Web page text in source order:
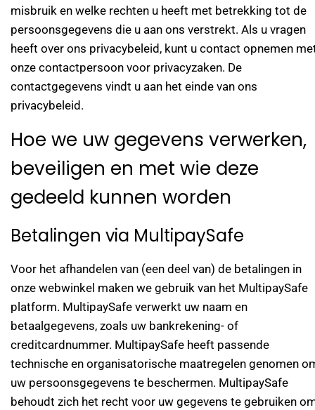
misbruik en welke rechten u heeft met betrekking tot de
persoonsgegevens die u aan ons verstrekt. Als u vragen
heeft over ons privacybeleid, kunt u contact opnemen
onze contactpersoon voor privacyzaken. De
contactgegevens vindt u aan het einde van ons
privacybeleid.
Hoe we uw gegevens verwerken,
beveiligen en met wie deze
gedeeld kunnen worden
Betalingen via MultipaySafe
Voor het afhandelen van (een deel van) de betalingen in
onze webwinkel maken we gebruik van het MultipaySafe
platform. MultipaySafe verwerkt uw naam en
betaalgegevens, zoals uw bankrekening- of
creditcardnummer. MultipaySafe heeft passende
technische en organisatorische maatregelen genomen
uw persoonsgegevens te beschermen. MultipaySafe
behoudt zich het recht voor uw gegevens te gebruiken